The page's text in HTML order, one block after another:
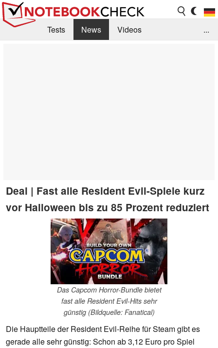
Tests News
Videos
...
Deal | Fast alle Resident Evil-Spiele kurz
vor Halloween bis zu 85 Prozent reduziert
Das Capcom Horror-Bundle bietet
fast alle Resident Evil-Hits sehr
günstig (Bildquelle: Fanatical)
Die Hauptteile der Resident Evil-Reihe für Steam gibt es
gerade alle sehr günstig: Schon ab 3,12 Euro pro Spiel